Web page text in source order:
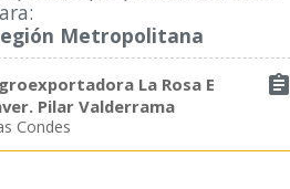
Metropolitana

La Rosa E
Pilar Valderrama
Condes